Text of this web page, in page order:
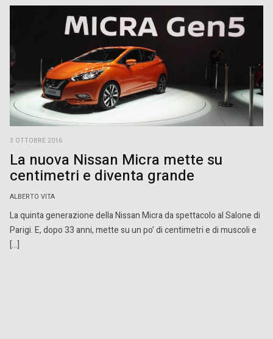
3 OTTOBRE 2016
La nuova Nissan Micra mette su
centimetri e diventa grande
ALBERTO VITA
La quinta generazione della Nissan Micra da spettacolo al Salone di
Parigi. E, dopo 33 anni, mette su un po’ di centimetri e di muscoli e
[…]